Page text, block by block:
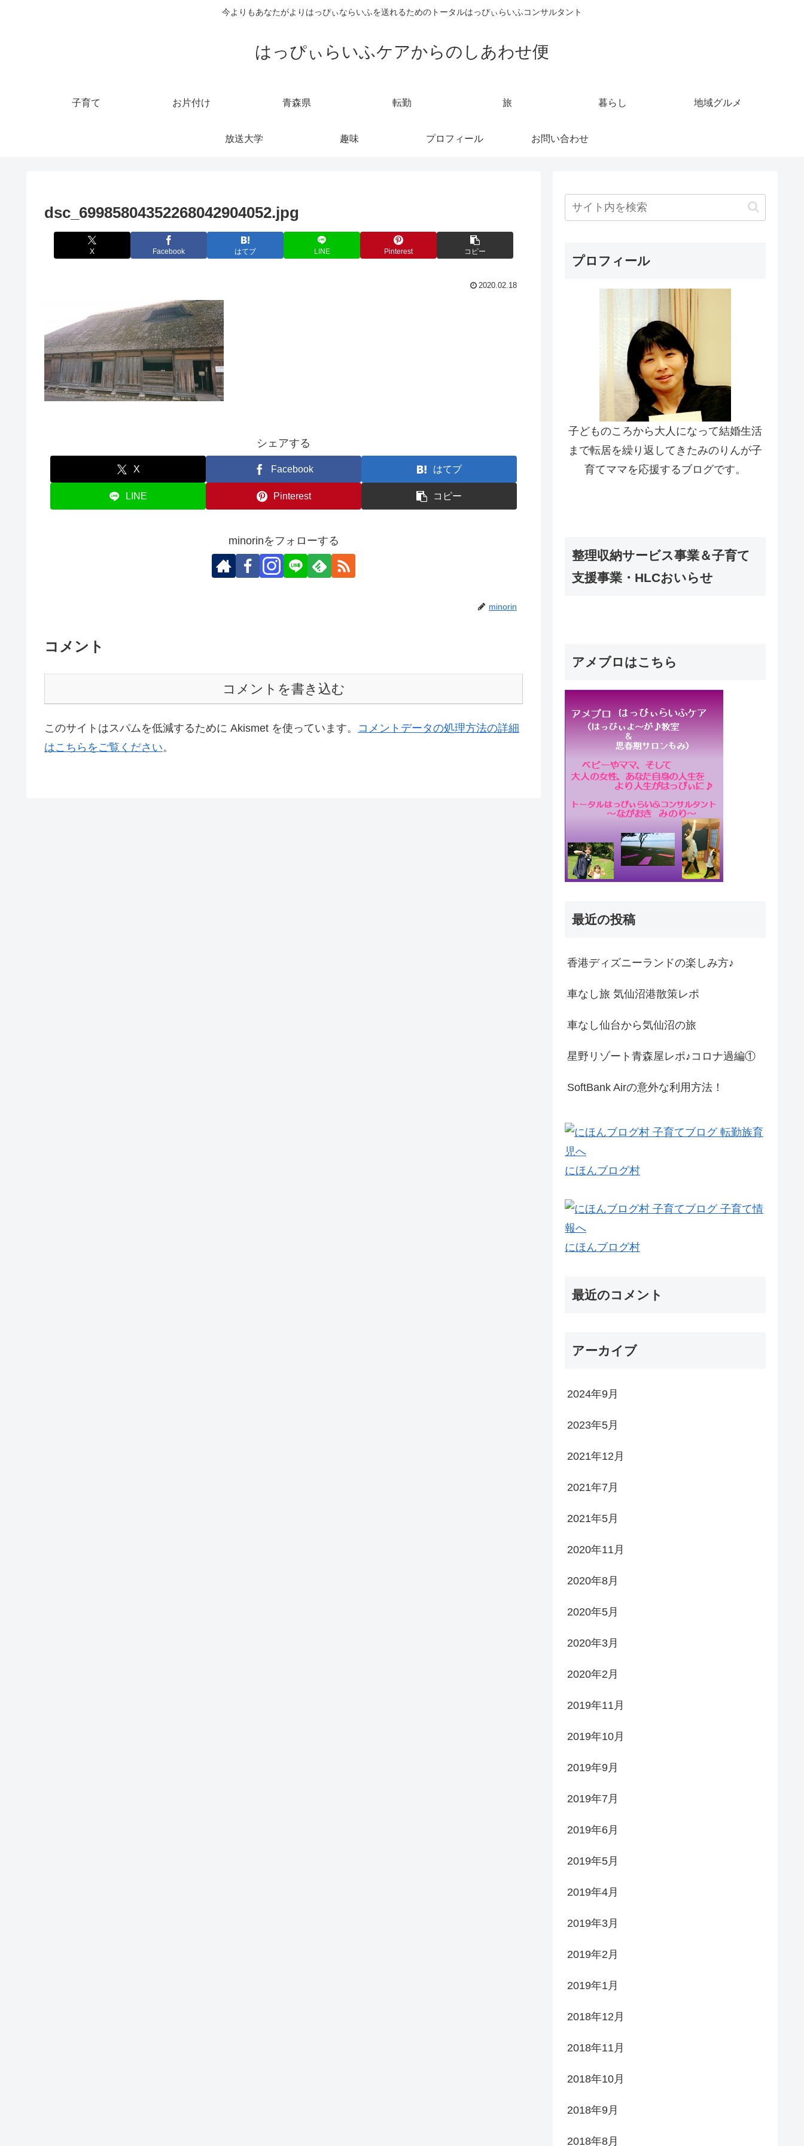
今よりもあなたがよりはっぴぃならいふを送れるためのトータルはっぴぃらいふコンサルタント
はっぴぃらいふケアからのしあわせ便
子育て お片付け 青森県 転勤 旅 暮らし 地域グルメ
放送大学 趣味 プロフィール お問い合わせ
dsc_69985804352268042904052.jpg
X Facebook はてブ LINE Pinterest コピー
2020.02.18
シェアする
X Facebook はてブ
LINE Pinterest コピー
minorinをフォローする
minorin
コメント
コメントを書き込む
このサイトはスパムを低減するために Akismet を使っています。 コメントデータの処理方法の詳細
はこちらをご覧ください。
プロフィール
子どものころから大人になって結婚生活
まで転居を繰り返してきたみのりんが子
育てママを応援するブログです。
整理収納サービス事業＆子育て
支援事業・HLCおいらせ
アメブロはこちら
最近の投稿
香港ディズニーランドの楽しみ方♪
車なし旅 気仙沼港散策レポ
車なし仙台から気仙沼の旅
星野リゾート青森屋レポ♪コロナ過編①
SoftBank Airの意外な利用方法！
にほんブログ村
にほんブログ村
最近のコメント
アーカイブ
2024年9月
2023年5月
2021年12月
2021年7月
2021年5月
2020年11月
2020年8月
2020年5月
2020年3月
2020年2月
2019年11月
2019年10月
2019年9月
2019年7月
2019年6月
2019年5月
2019年4月
2019年3月
2019年2月
2019年1月
2018年12月
2018年11月
2018年10月
2018年9月
2018年8月